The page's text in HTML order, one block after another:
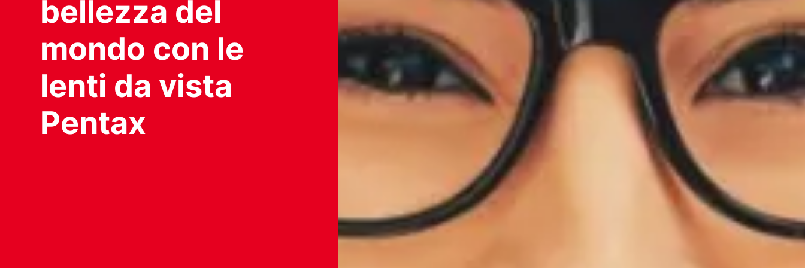
bellezza del
mondo con le
lenti da vista
Pentax